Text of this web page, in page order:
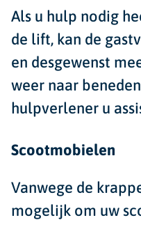
Als u hulp nodig
de lift, kan de
en desgewenst
weer naar
hulpverlener u
Scootmobielen
Vanwege de
mogelijk om uw